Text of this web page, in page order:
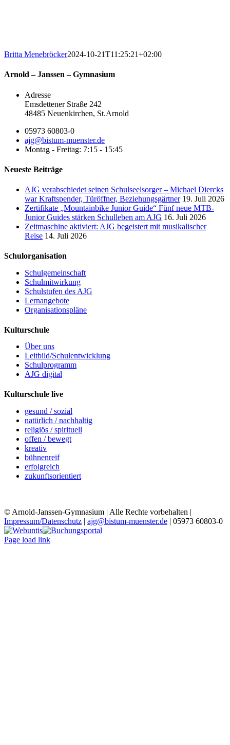
Britta Menebröcker2024-10-21T11:25:21+02:00
Arnold – Janssen – Gymnasium
Adresse
Emsdettener Straße 242
48485 Neuenkirchen, St.Arnold
05973 60803-0
ajg@bistum-muenster.de
Montag - Freitag: 7:15 - 15:45
Neueste Beiträge
AJG verabschiedet seinen Schulseelsorger – Michael Diercks
war Kraftspender, Türöffner, Beziehungsgärtner 19. Juli 2026
Zertifikate „Mountainbike Junior Guide“ Fünf neue MTB-
Junior Guides stärken Schulleben am AJG 16. Juli 2026
Zeitmaschine aktiviert: AJG begeistert mit musikalischer
Reise 14. Juli 2026
Schulorganisation
Schulgemeinschaft
Schulmitwirkung
Schulstufen des AJG
Lernangebote
Organisationspläne
Kulturschule
Über uns
Leitbild/Schulentwicklung
Schulprogramm
AJG digital
Kulturschule live
gesund / sozial
natürlich / nachhaltig
religiös / spirituell
offen / bewegt
kreativ
bühnenreif
erfolgreich
zukunftsorientiert
© Arnold-Janssen-Gymnasium | Alle Rechte vorbehalten |
Impressum/Datenschutz | ajg@bistum-muenster.de | 05973 60803-0
YouTube
Facebook
Instagram
Benutzerdefiniert
Webuntis Buchungsportal
Page load link